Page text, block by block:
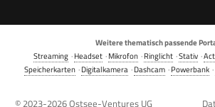
Weitere thematisch passende
Streaming·Headset·Mikrofon·Ringlicht·Stativ·
Speicherkarten·Digitalkamera·Dashcam·Powerbank·
© 2023-2026Ostsee-Ventures UG